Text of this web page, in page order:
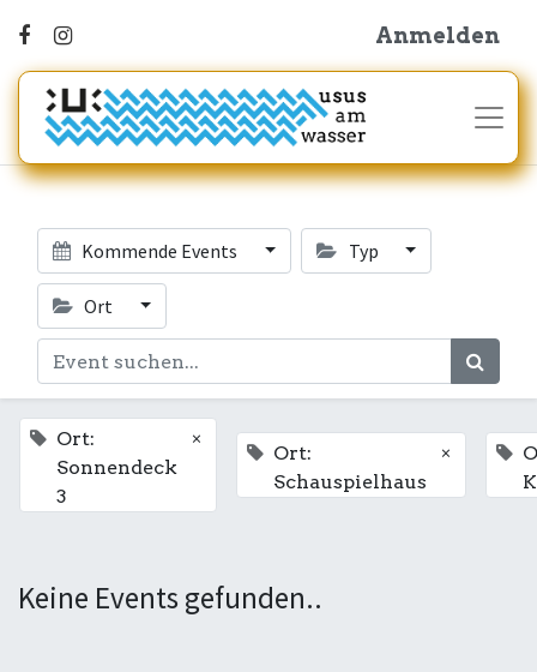
Anmelden
Kommende Events Typ
Ort
Ort:
Sonnendeck
3
×
Ort:
Schauspielhaus
×
Keine Events gefunden..